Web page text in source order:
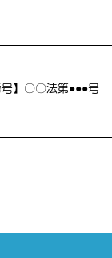
】〇〇法第●●●号